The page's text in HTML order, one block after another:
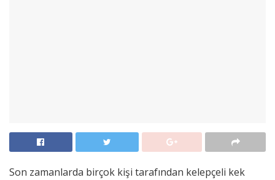
Son zamanlarda birçok kişi tarafından kelepçeli kek